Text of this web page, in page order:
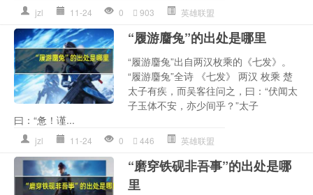
jzl 11-24 0 903 英雄联盟
“履游麕兔”的出处是哪里
“履游麕兔”出自两汉枚乘的《七发》。
“履游麕兔”全诗 《七发》 两汉 枚乘 楚
太子有疾，而吴客往问之，曰：“伏闻太
子玉体不安，亦少间乎？”太子
曰：“惫！谨...
jzl 11-24 0 446 英雄联盟
“磨穿铁砚非吾事”的出处是哪
里